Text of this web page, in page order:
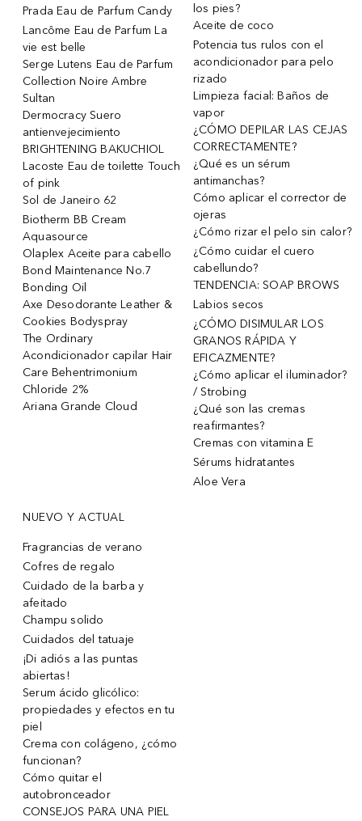
Prada Eau de Parfum Candy
Lancôme Eau de Parfum La
vie est belle
Serge Lutens Eau de Parfum
Collection Noire Ambre
Sultan
Dermocracy Suero
antienvejecimiento
BRIGHTENING BAKUCHIOL
Lacoste Eau de toilette Touch
of pink
Sol de Janeiro 62
Biotherm BB Cream
Aquasource
Olaplex Aceite para cabello
Bond Maintenance No.7
Bonding Oil
Axe Desodorante Leather &
Cookies Bodyspray
The Ordinary
Acondicionador capilar Hair
Care Behentrimonium
Chloride 2%
Ariana Grande Cloud
los pies?
Aceite de coco
Potencia tus rulos con el
acondicionador para pelo
rizado
Limpieza facial: Baños de
vapor
¿CÓMO DEPILAR LAS CEJAS
CORRECTAMENTE?
¿Qué es un sérum
antimanchas?
Cómo aplicar el corrector de
ojeras
¿Cómo rizar el pelo sin calor?
¿Cómo cuidar el cuero
cabellundo?
TENDENCIA: SOAP BROWS
Labios secos
¿CÓMO DISIMULAR LOS
GRANOS RÁPIDA Y
EFICAZMENTE?
¿Cómo aplicar el iluminador?
/ Strobing
¿Qué son las cremas
reafirmantes?
Cremas con vitamina E
Sérums hidratantes
Aloe Vera
NUEVO Y ACTUAL
Fragrancias de verano
Cofres de regalo
Cuidado de la barba y
afeitado
Champu solido
Cuidados del tatuaje
¡Di adiós a las puntas
abiertas!
Serum ácido glicólico:
propiedades y efectos en tu
piel
Crema con colágeno, ¿cómo
funcionan?
Cómo quitar el
autobronceador
CONSEJOS PARA UNA PIEL